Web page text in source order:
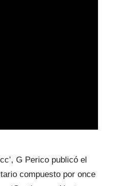
G Perico publicó el
compuesto por once